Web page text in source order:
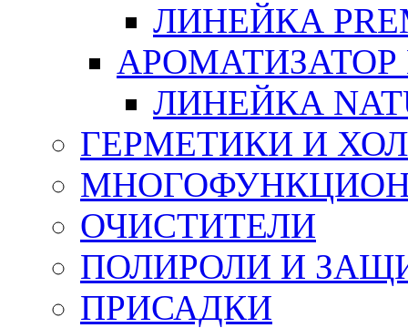
ЛИНЕЙКА
ЛИНЕЙКА
ГЕРМЕТИКИ И
ОЧИСТИТЕЛИ
ПОЛИРОЛИ И
ПРИСАДКИ